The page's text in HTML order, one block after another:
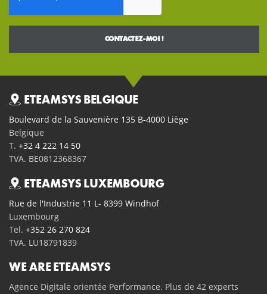
ETEAMSYS BELGIQUE
Boulevard de la Sauvenière 135 B-4000 Liège
Belgique
T. +32 4 222 14 50
TVA. BE0812368367
ETEAMSYS LUXEMBOURG
Rue de l'Industrie 11 L- 8399 Windhof
Luxembourg
Tel. +352 26 270 824
TVA. LU18791839
WE ARE ETEAMSYS
Agence Digitale orientée Performance. Plus de 42 experts